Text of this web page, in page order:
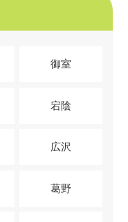
御室
宕陰
広沢
葛野